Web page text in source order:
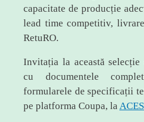
capacitate de producție
lead time competitiv,
RetuRO.
Invitația la această
cu documentele
formularele de specificații
pe platforma Coupa, la